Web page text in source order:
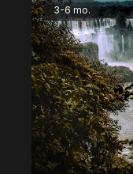
3-6 mo.